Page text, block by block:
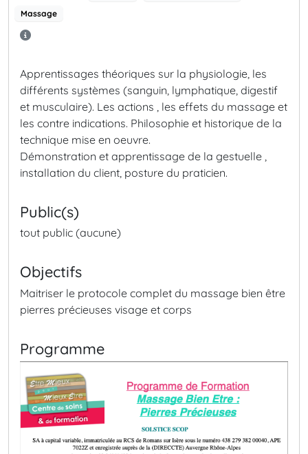
Massage
Apprentissages théoriques sur la physiologie, les
différents systèmes (sanguin, lymphatique, digestif
et musculaire). Les actions , les effets du massage et
les contre indications. Philosophie et historique de la
technique mise en oeuvre.
Démonstration et apprentissage de la gestuelle ,
installation du client, posture du praticien.
Public(s)
tout public (aucune)
Objectifs
Maitriser le protocole complet du massage bien être
pierres précieuses visage et corps
Programme